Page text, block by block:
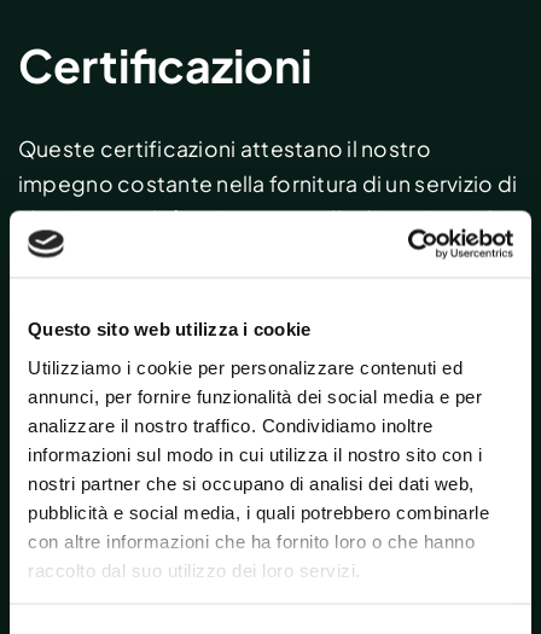
Questo sito web utilizza i cookie
Utilizziamo i cookie per personalizzare contenuti ed
annunci, per fornire funzionalità dei social media e per
analizzare il nostro traffico. Condividiamo inoltre
informazioni sul modo in cui utilizza il nostro sito con i
nostri partner che si occupano di analisi dei dati web,
pubblicità e social media, i quali potrebbero combinarle
con altre informazioni che ha fornito loro o che hanno
raccolto dal suo utilizzo dei loro servizi.
Certificazioni
Queste certificazioni attestano il nostro
impegno costante nella fornitura di un servizio di
altissima qualità e sicurezza nella distruzione dei
documenti sensibili. Continueremo a
qualitativi richiesti dalla nostra clientela,
garantendo sempre la massima sicurezza e
riservatezza nella distruzione dei documenti.
Scarica i certificati